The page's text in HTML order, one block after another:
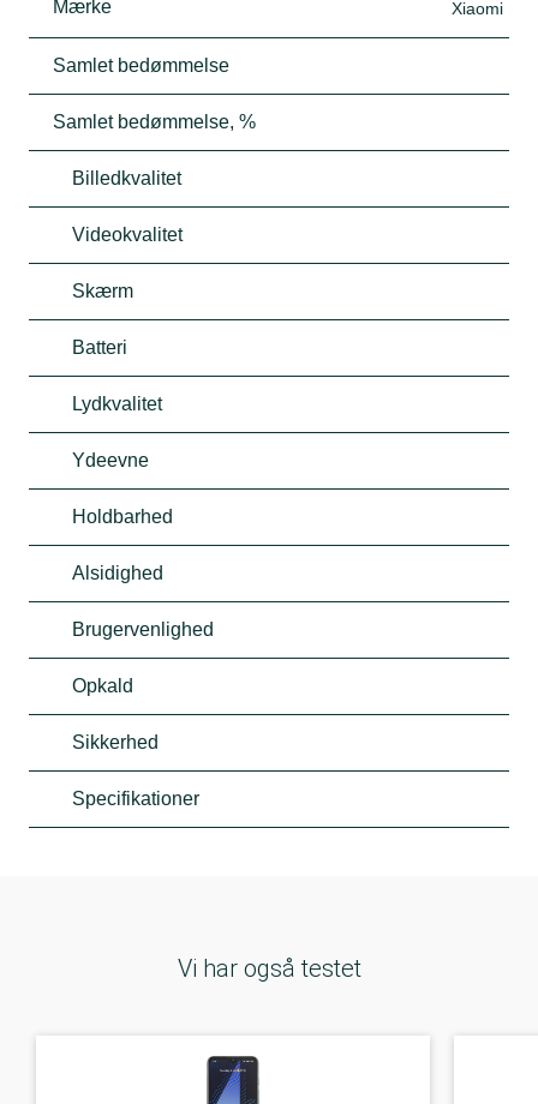
Mærke Xiaomi
Samlet bedømmelse
Samlet bedømmelse, %
Billedkvalitet
Videokvalitet
Skærm
Batteri
Lydkvalitet
Ydeevne
Holdbarhed
Alsidighed
Brugervenlighed
Opkald
Sikkerhed
Specifikationer
Vi har også testet